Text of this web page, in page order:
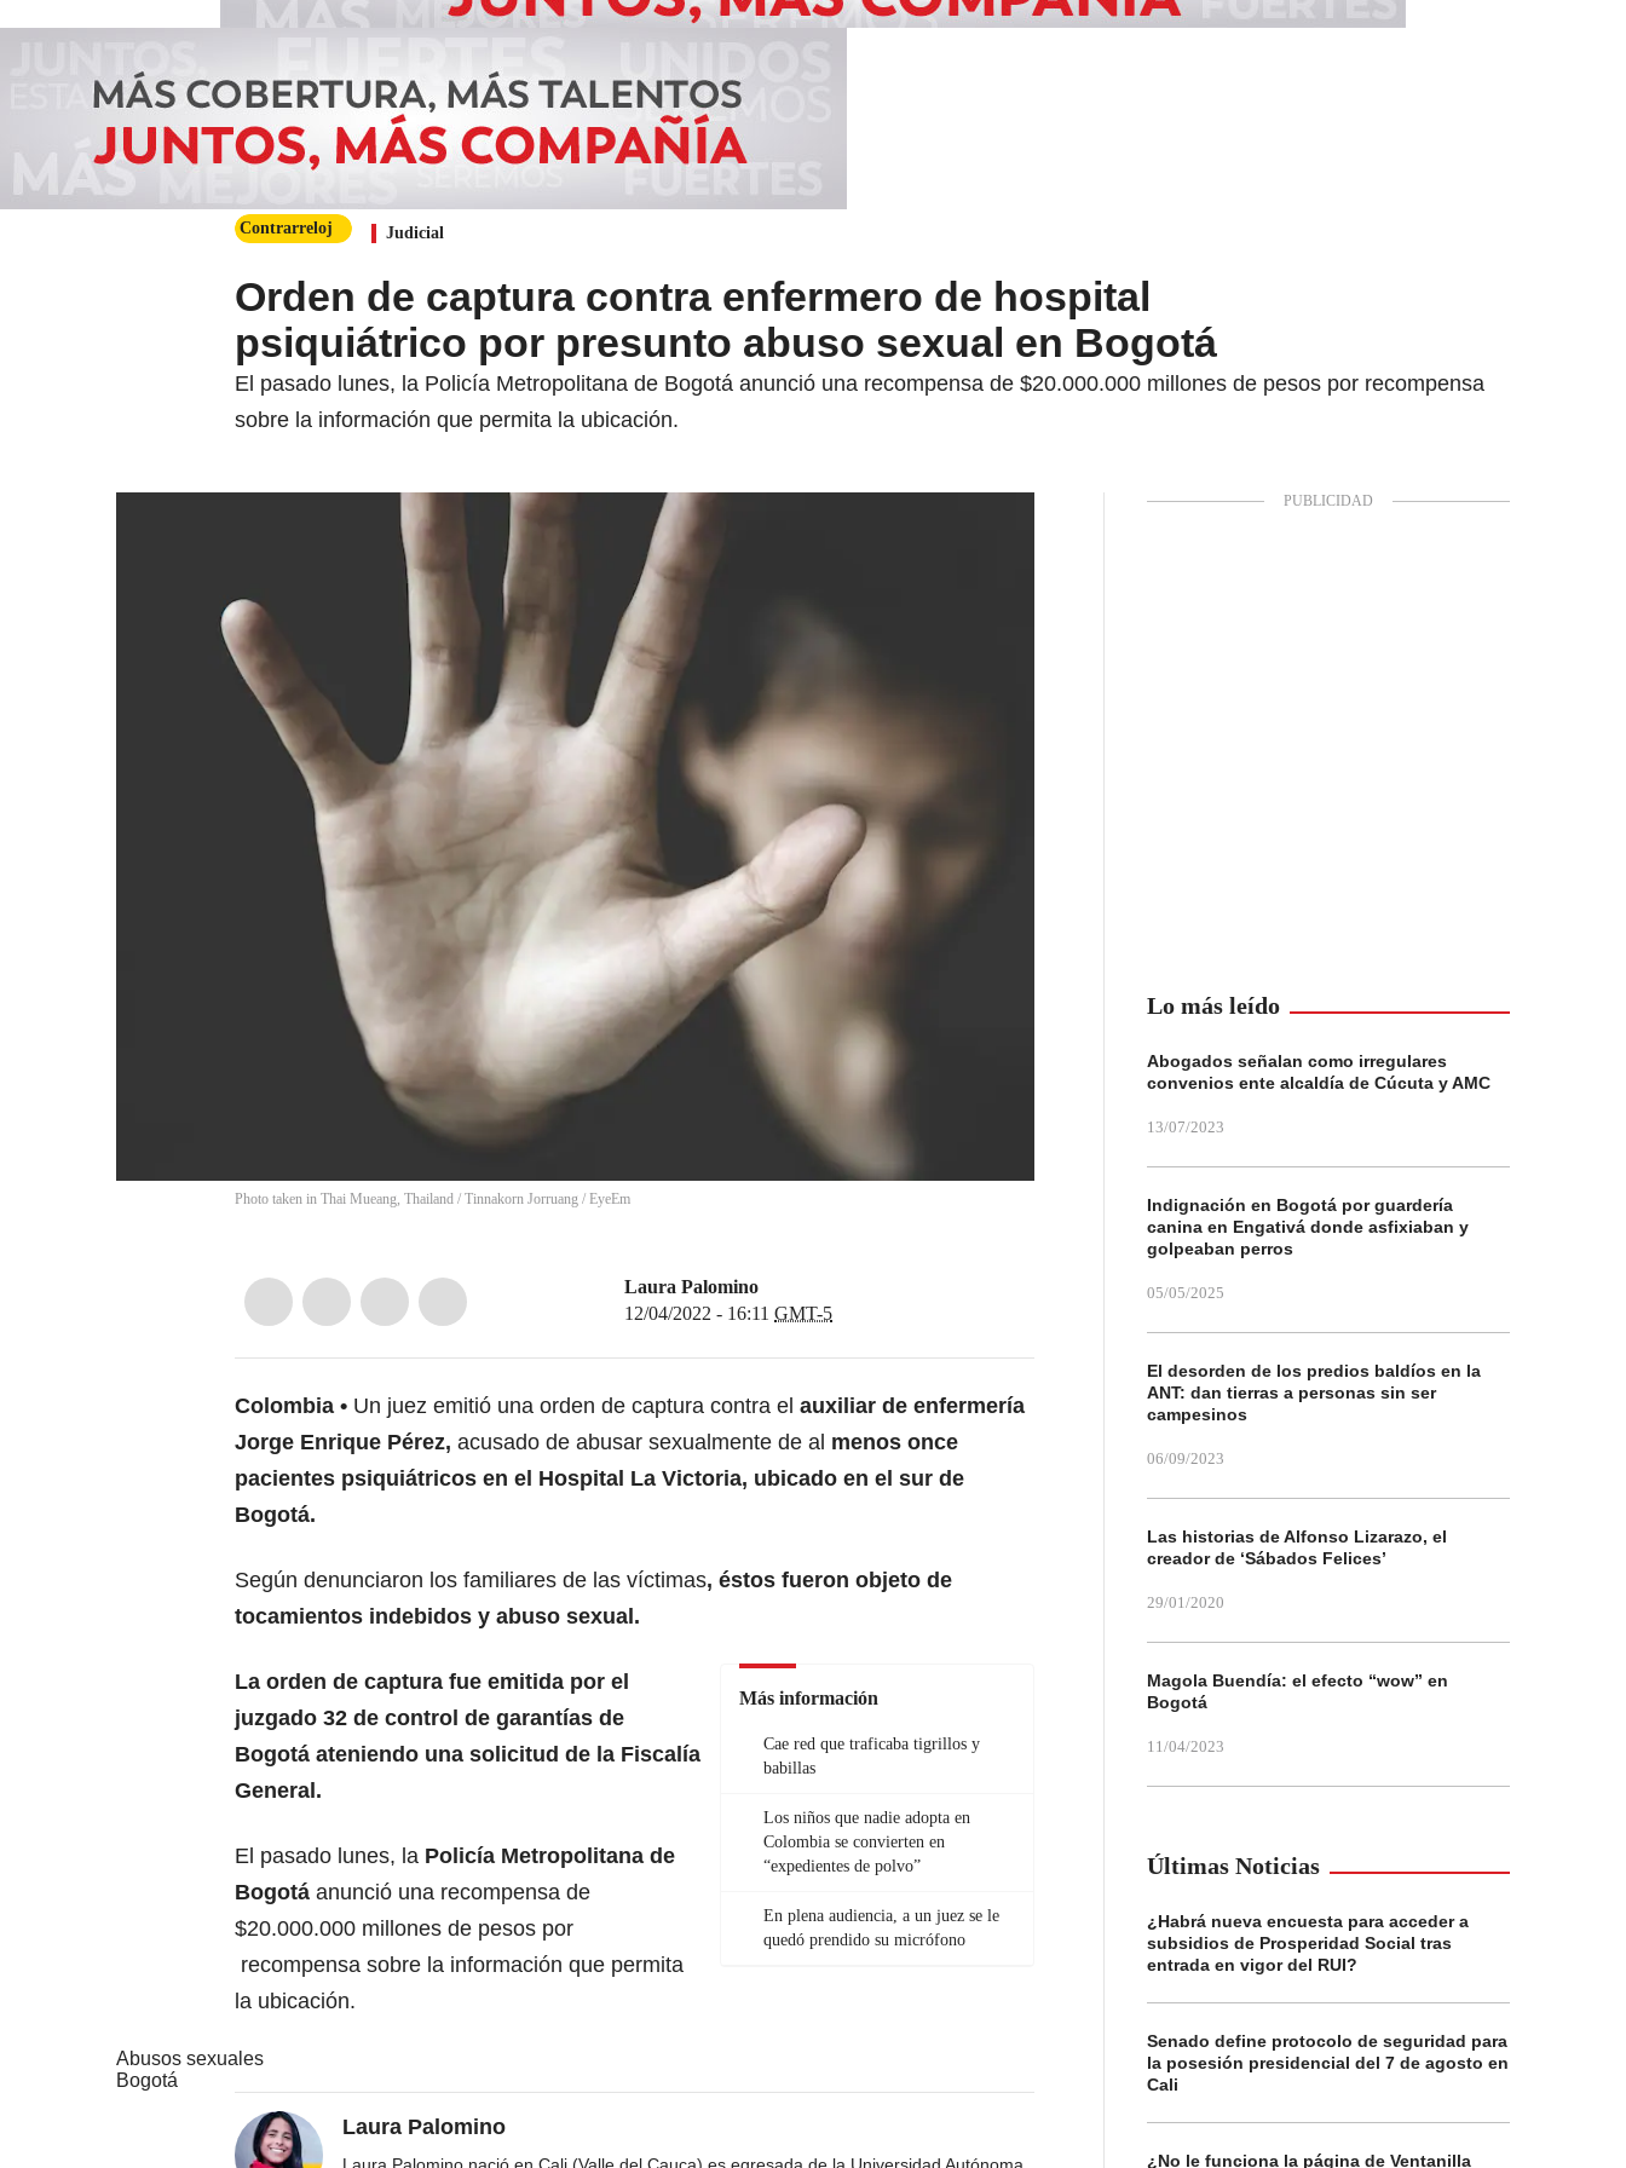
Contrarreloj Judicial
Orden de captura contra enfermero de hospital
psiquiátrico por presunto abuso sexual en Bogotá
El pasado lunes, la Policía Metropolitana de Bogotá anunció una recompensa de $20.000.000 millones de pesos por recompensa
sobre la información que permita la ubicación.
Photo taken in Thai Mueang, Thailand / Tinnakorn Jorruang / EyeEm
Laura Palomino
12/04/2022 - 16:11 GMT-5
Colombia Un juez emitió una orden de captura contra el auxiliar de enfermería
Jorge Enrique Pérez, acusado de abusar sexualmente de al menos once
pacientes psiquiátricos en el Hospital La Victoria, ubicado en el sur de
Bogotá.
Según denunciaron los familiares de las víctimas, éstos fueron objeto de
tocamientos indebidos y abuso sexual.
Más información
Cae red que traficaba tigrillos y
babillas
Los niños que nadie adopta en
Colombia se convierten en
“expedientes de polvo”
En plena audiencia, a un juez se le
quedó prendido su micrófono
La orden de captura fue emitida por el
juzgado 32 de control de garantías de
Bogotá ateniendo una solicitud de la Fiscalía
General.
El pasado lunes, la Policía Metropolitana de
Bogotá anunció una recompensa de
$20.000.000 millones de pesos por
recompensa sobre la información que permita
la ubicación.
Abusos sexuales
Bogotá
Laura Palomino
Lo más leído
Abogados señalan como irregulares
convenios ente alcaldía de Cúcuta y AMC
13/07/2023
Indignación en Bogotá por guardería
canina en Engativá donde asfixiaban y
golpeaban perros
05/05/2025
El desorden de los predios baldíos en la
ANT: dan tierras a personas sin ser
campesinos
06/09/2023
Las historias de Alfonso Lizarazo, el
creador de ‘Sábados Felices’
29/01/2020
Magola Buendía: el efecto “wow” en
Bogotá
11/04/2023
Últimas Noticias
¿Habrá nueva encuesta para acceder a
subsidios de Prosperidad Social tras
entrada en vigor del RUI?
Senado define protocolo de seguridad para
la posesión presidencial del 7 de agosto en
Cali
¿No le funciona la página de Ventanilla